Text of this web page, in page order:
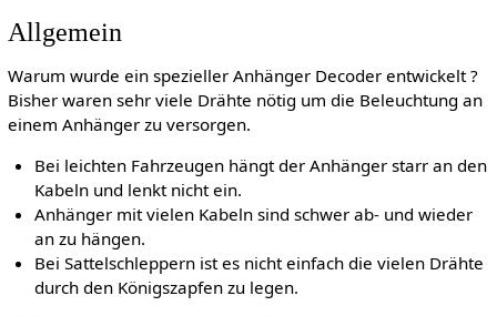
Allgemein
Warum wurde ein spezieller Anhänger Decoder entwickelt ?
Bisher waren sehr viele Drähte nötig um die Beleuchtung an
einem Anhänger zu versorgen.
Bei leichten Fahrzeugen hängt der Anhänger starr an den
Kabeln und lenkt nicht ein.
Anhänger mit vielen Kabeln sind schwer ab- und wieder
an zu hängen.
Bei Sattelschleppern ist es nicht einfach die vielen Drähte
durch den Königszapfen zu legen.